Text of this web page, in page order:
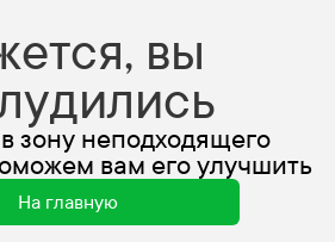
вы
зону неподходящего
вам его улучшить
На главную